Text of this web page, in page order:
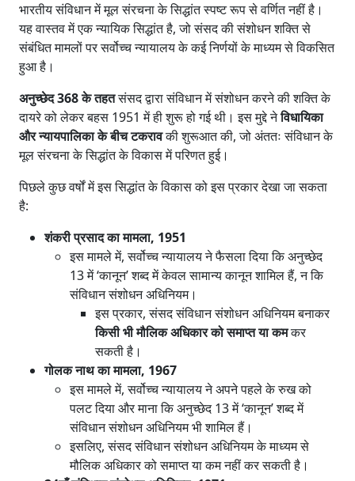
भारतीय संविधान में मूल संरचना के सिद्धांत स्पष्ट रूप से वर्णित नहीं है।
यह वास्तव में एक न्यायिक सिद्धांत है, जो संसद की संशोधन शक्ति से
संबंधित मामलों पर सर्वोच्च न्यायालय के कई निर्णयों के माध्यम से विकसित
हुआ है।
अनुच्छेद 368 के तहतसंसद द्वारा संविधान में संशोधन करने की शक्ति के
दायरे को लेकर बहस 1951 में ही शुरू हो गई थी। इस मुद्दे नेविधायिका
और न्यायपालिका के बीच टकरावकी शुरूआत की, जो अंततः संविधान के
मूल संरचना के सिद्धांत के विकास में परिणत हुई।
पिछले कुछ वर्षों में इस सिद्धांत के विकास को इस प्रकार देखा जा सकता
है:
शंकरी प्रसाद का मामला, 1951
इस मामले में, सर्वोच्च न्यायालय ने फैसला दिया कि अनुच्छेद
13 में ‘कानून’ शब्द में केवल सामान्य कानून शामिल हैं, न कि
संविधान संशोधन अधिनियम।
इस प्रकार, संसद संविधान संशोधन अधिनियम बनाकर
किसी भी मौलिक अधिकार को समाप्त या कमकर
सकती है।
गोलक नाथ का मामला, 1967
इस मामले में, सर्वोच्च न्यायालय ने अपने पहले के रुख को
पलट दिया और माना कि अनुच्छेद 13 में ‘कानून’ शब्द में
संविधान संशोधन अधिनियम भी शामिल हैं।
इसलिए, संसद संविधान संशोधन अधिनियम के माध्यम से
मौलिक अधिकार को समाप्त या कम नहीं कर सकती है।